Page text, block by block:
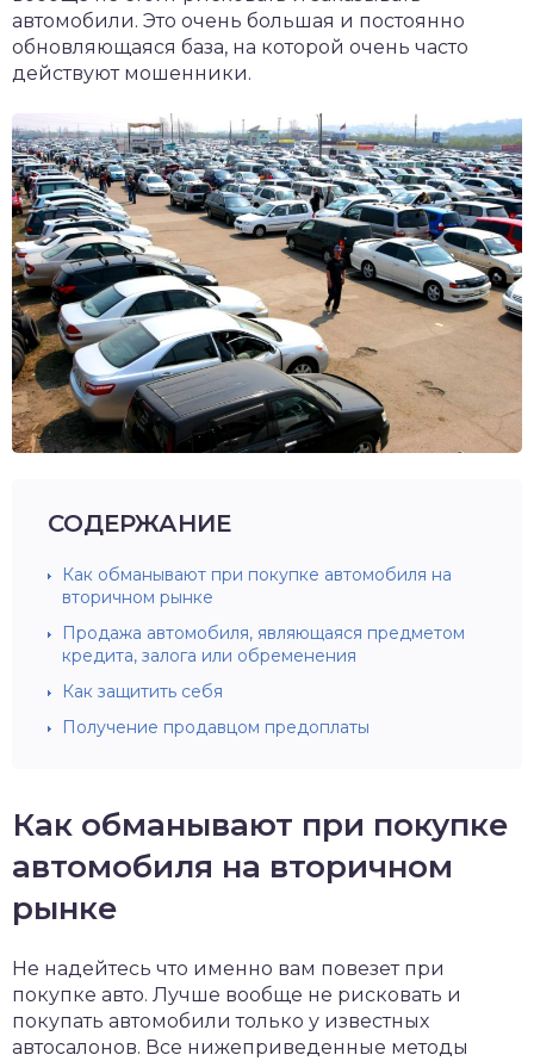
автомобили. Это очень большая и постоянно
обновляющаяся база, на которой очень часто
действуют мошенники.
СОДЕРЖАНИЕ
Как обманывают при покупке автомобиля на
вторичном рынке
Продажа автомобиля, являющаяся предметом
кредита, залога или обременения
Как защитить себя
Получение продавцом предоплаты
Как обманывают при покупке
автомобиля на вторичном
рынке
Не надейтесь что именно вам повезет при
покупке авто. Лучше вообще не рисковать и
покупать автомобили только у известных
автосалонов. Все нижеприведенные методы